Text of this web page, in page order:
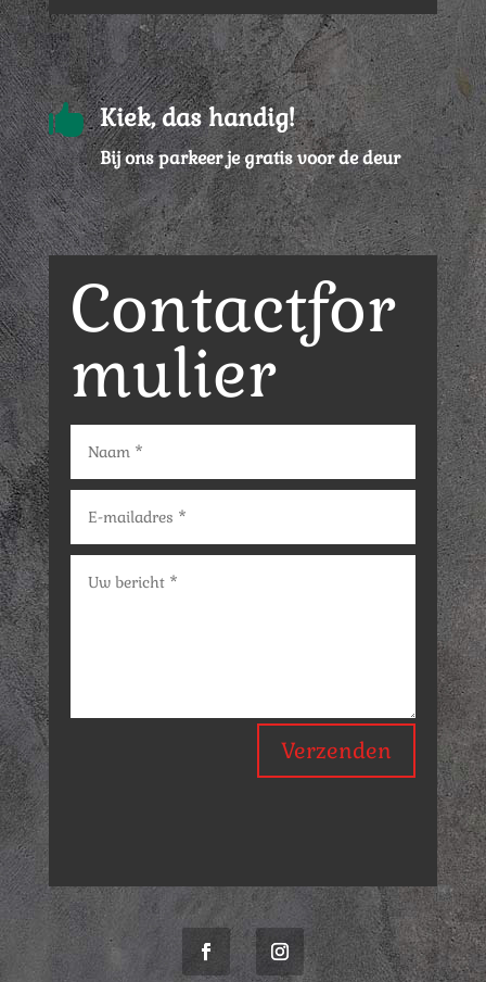
 Kiek, das handig!
Bij ons parkeer je gratis voor de deur
Contactfor
mulier
Verzenden